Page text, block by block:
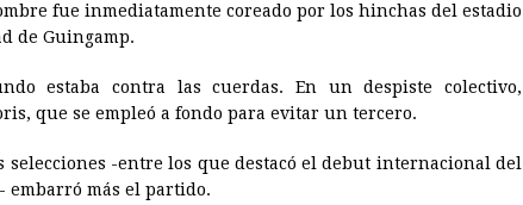
fue inmediatamente coreado por los hinchas del estadio
de Guingamp.
estaba contra las cuerdas. En un despiste colectivo,
que se empleó a fondo para evitar un tercero.
selecciones -entre los que destacó el debut internacional del
embarró más el partido.